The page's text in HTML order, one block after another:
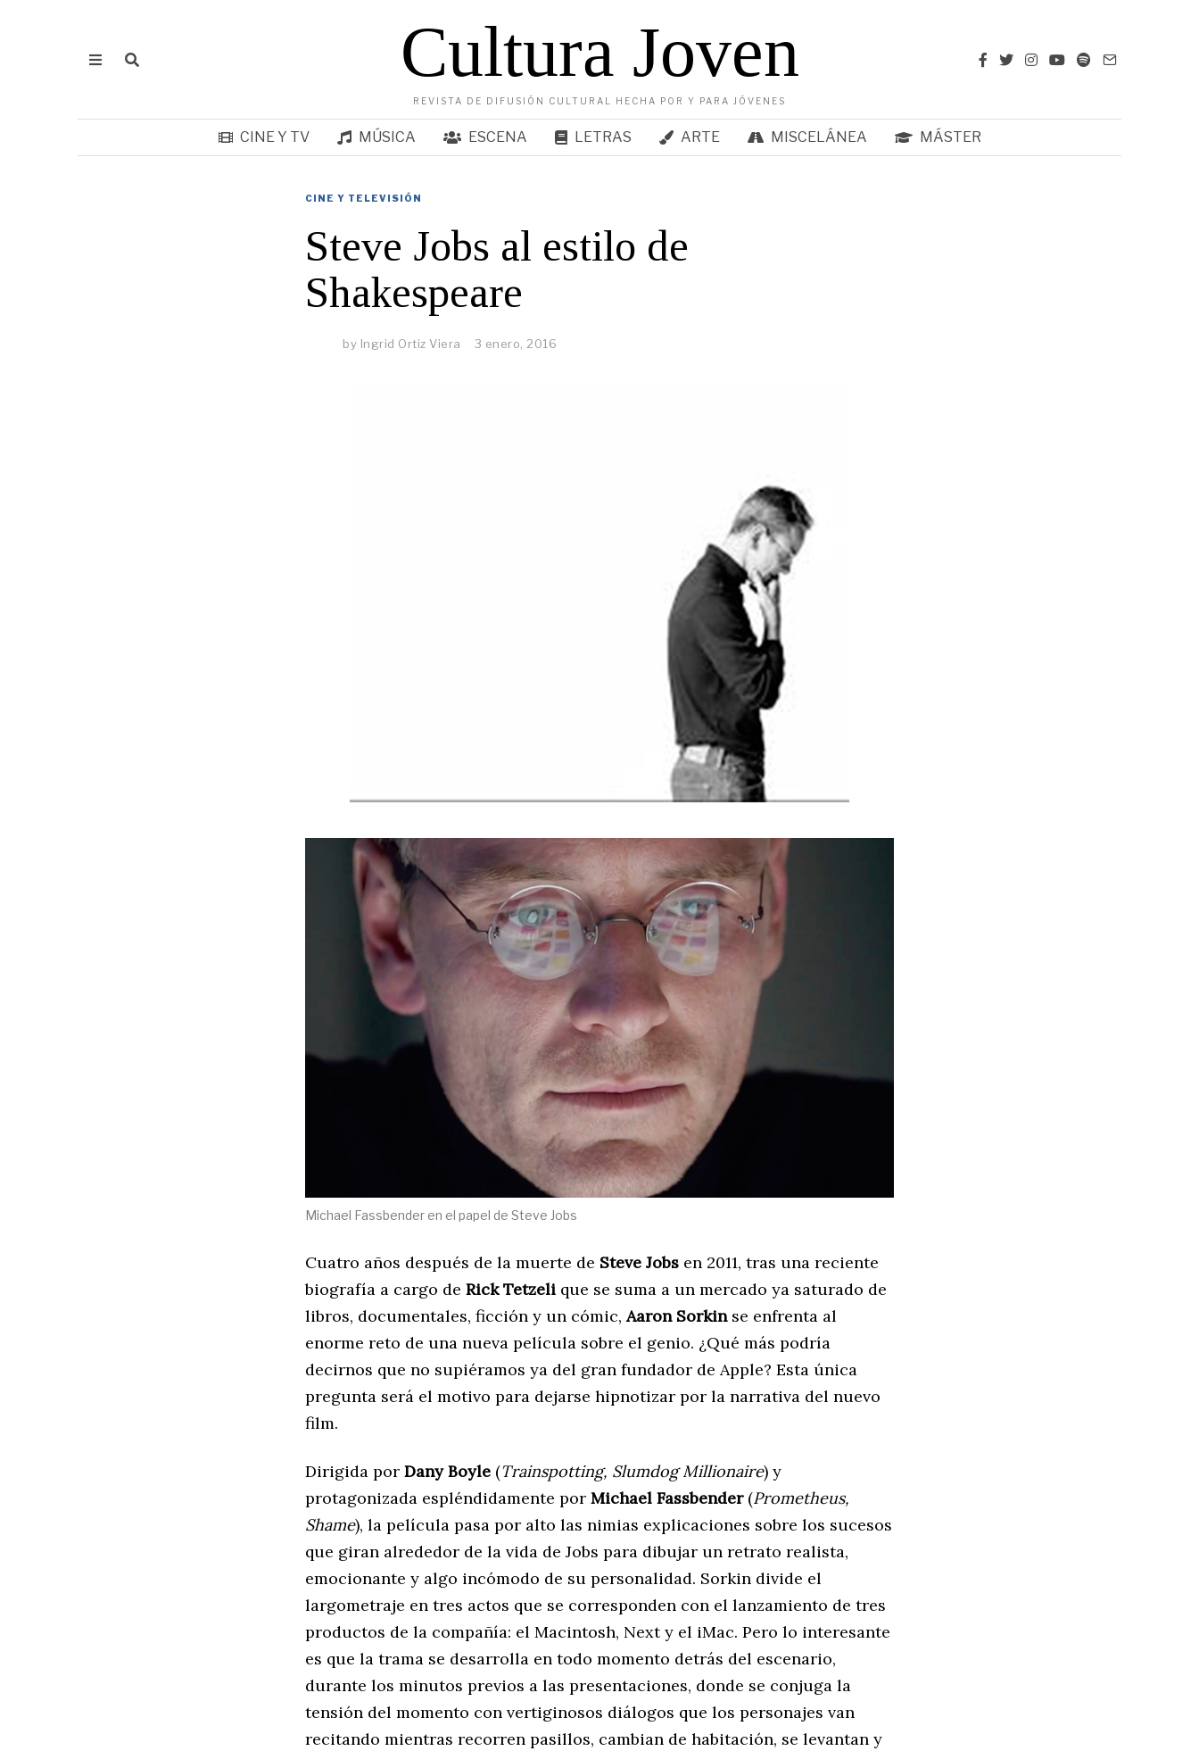
Cultura Joven
REVISTA DE DIFUSIÓN CULTURAL HECHA POR Y PARA JÓVENES
CINE Y TV MÚSICA ESCENA LETRAS ARTE MISCELÁNEA MÁSTER
CINE Y TELEVISIÓN
Steve Jobs al estilo de
Shakespeare
by Ingrid Ortiz Viera 3 enero, 2016
Michael Fassbender en el papel de Steve Jobs
Cuatro años después de la muerte de Steve Jobs en 2011, tras una reciente
biografía a cargo de Rick Tetzeli que se suma a un mercado ya saturado de
libros, documentales, ficción y un cómic,Aaron Sorkinse enfrenta al
enorme reto de una nueva película sobre el genio. ¿Qué más podría
decirnos que no supiéramos ya del gran fundador de Apple? Esta única
pregunta será el motivo para dejarse hipnotizar por la narrativa del nuevo
film.
Dirigida por Dany Boyle (Trainspotting, Slumdog Millionaire) y
protagonizada espléndidamente por Michael Fassbender(Prometheus,
Shame), la película pasa por alto las nimias explicaciones sobre los sucesos
que giran alrededor de la vida de Jobs para dibujar un retrato realista,
emocionante y algo incómodo de su personalidad. Sorkin divide el
largometraje en tres actos que se corresponden con el lanzamiento de tres
productos de la compañía: el Macintosh, Next y el iMac. Pero lo interesante
es que la trama se desarrolla en todo momento detrás del escenario,
durante los minutos previos a las presentaciones, donde se conjuga la
tensión del momento con vertiginosos diálogos que los personajes van
recitando mientras recorren pasillos, cambian de habitación, se levantan y